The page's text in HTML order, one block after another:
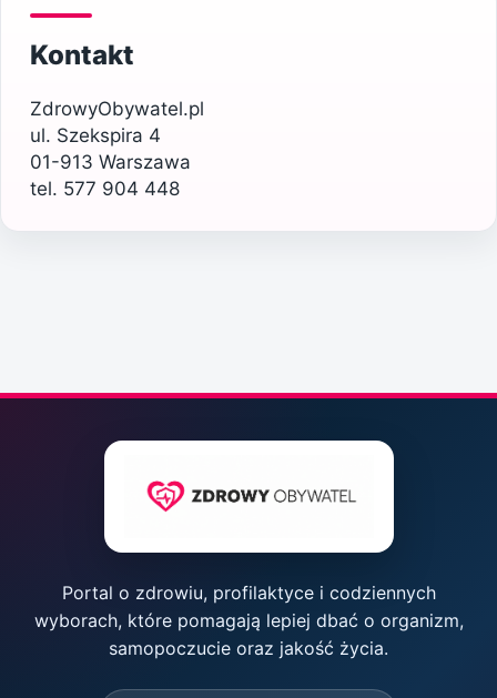
Kontakt
ZdrowyObywatel.pl
ul. Szekspira 4
01-913 Warszawa
tel. 577 904 448
Portal o zdrowiu, profilaktyce i codziennych
wyborach, które pomagają lepiej dbać o organizm,
samopoczucie oraz jakość życia.